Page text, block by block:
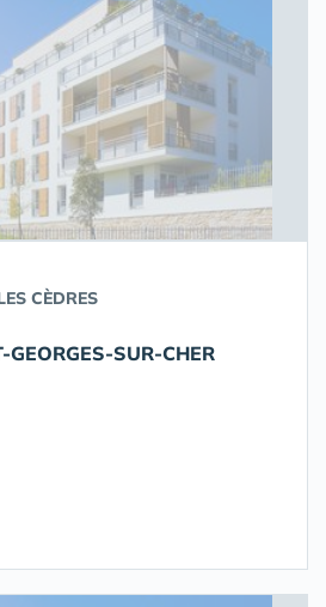
CÈDRES
SUR-CHER